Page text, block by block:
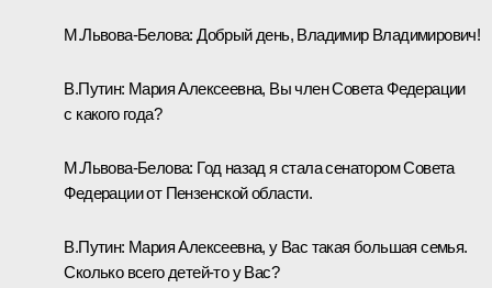
М.Львова-Белова: Добрый день, Владимир Владимирович!
В.Путин: Мария Алексеевна, Вы член Совета Федерации
с какого года?
М.Львова-Белова: Год назад я стала сенатором Совета
Федерации от Пензенской области.
В.Путин: Мария Алексеевна, у Вас такая большая семья.
Сколько всего детей-то у Вас?